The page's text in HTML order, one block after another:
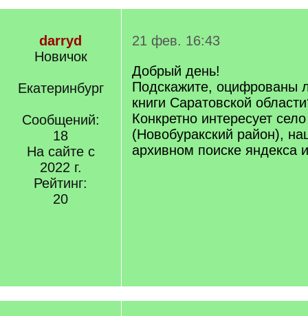
darryd
Новичок
Екатеринбург
Сообщений:
18
На сайте с
2022 г.
Рейтинг:
20
21 фев. 16:43
Добрый день!
Подскажите, оцифрованы
книги Саратовской
Конкретно интересует
(Новобуракский район),
архивном поиске яндекса